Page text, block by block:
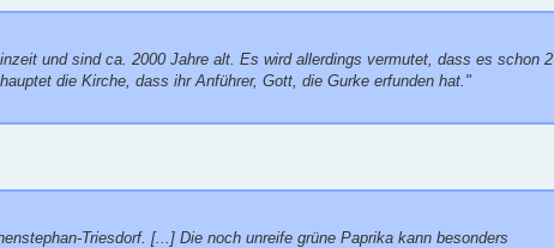
und sind ca. 2000 Jahre alt. Es wird allerdings vermutet, dass es schon 2
die Kirche, dass ihr Anführer, Gott, die Gurke erfunden hat."
Triesdorf. [...] Die noch unreife grüne Paprika kann besonders